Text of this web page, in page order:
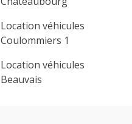
Location véhicules
Coulommiers 1
Location véhicules
Beauvais